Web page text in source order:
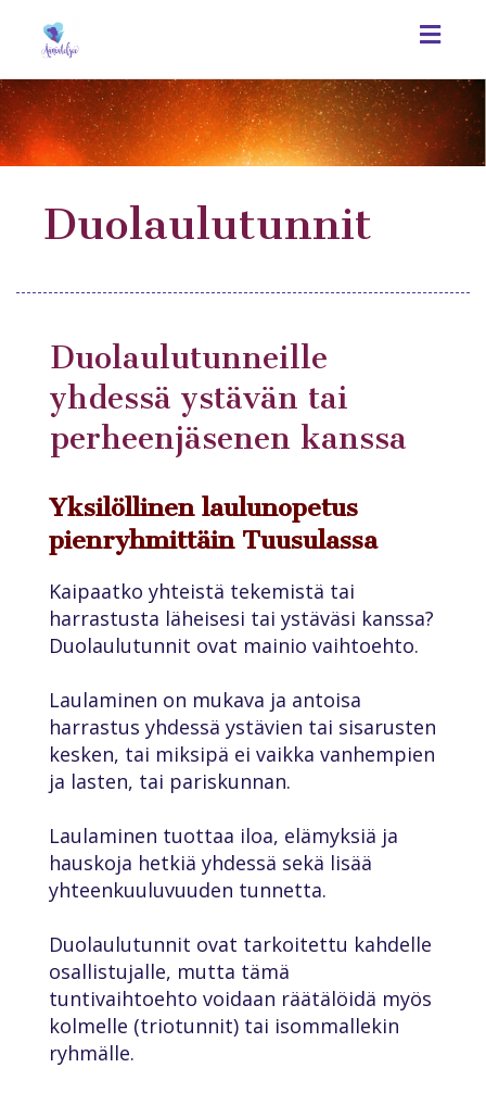
Duolaulutunnit
Duolaulutunneille
yhdessä ystävän tai
perheenjäsenen kanssa
Yksilöllinen laulunopetus
pienryhmittäin Tuusulassa
Kaipaatko yhteistä tekemistä tai
harrastusta läheisesi tai ystäväsi kanssa?
Duolaulutunnit ovat mainio vaihtoehto.
Laulaminen on mukava ja antoisa
harrastus yhdessä ystävien tai sisarusten
kesken, tai miksipä ei vaikka vanhempien
ja lasten, tai pariskunnan.
Laulaminen tuottaa iloa, elämyksiä ja
hauskoja hetkiä yhdessä sekä lisää
yhteenkuuluvuuden tunnetta.
Duolaulutunnit ovat tarkoitettu kahdelle
osallistujalle, mutta tämä
tuntivaihtoehto voidaan räätälöidä myös
kolmelle (triotunnit) tai isommallekin
ryhmälle.